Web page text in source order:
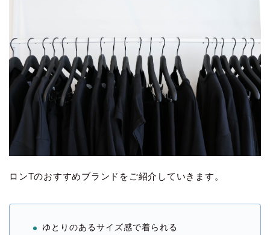
ロンTのおすすめブランドをご紹介していきます。
ゆとりのあるサイズ感で着られる